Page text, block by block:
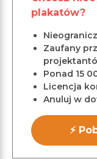
plakatów?
Zaufany
Ponad 15
Licencja
Anuluj w
⚡